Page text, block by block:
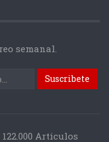
semanal.
122.000 Articulos